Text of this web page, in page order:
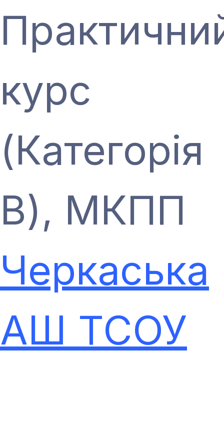
курс
(Категорія
В), МКПП
Черкаська
АШ ТСОУ